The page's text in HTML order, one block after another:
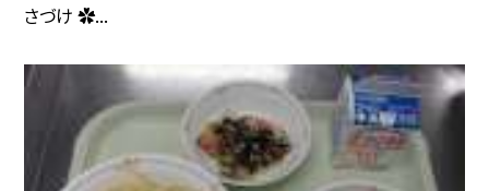
さづけ ✿...